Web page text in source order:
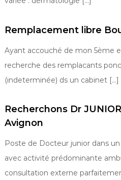
Remplacement libre
Ayant accouché de mon 5ème
recherche des remplacants
(indeterminée) ds un cabinet […]
Recherchons Dr
Avignon
Poste de Docteur junior dans
avec activité prédominante
consultation externe